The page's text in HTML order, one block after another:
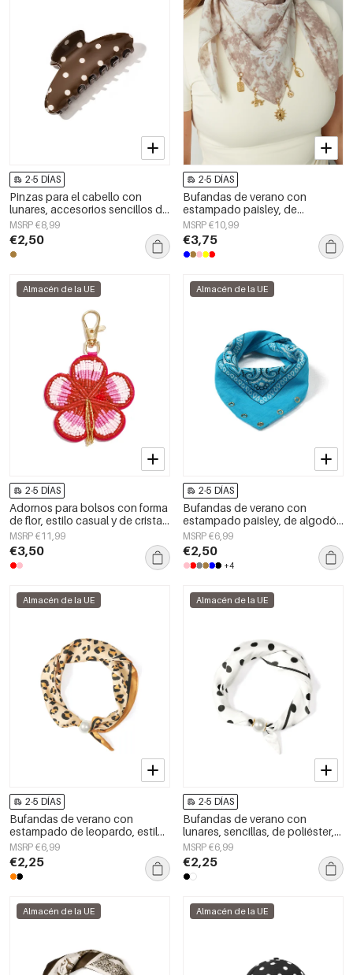
2-5 DÍAS
Pinzas para el cabello con
lunares, accesorios sencillos de
PVC para uso diario
MSRP €8,99
€2,50
2-5 DÍAS
Bufandas de verano con
estampado paisley, de
algodón, ideales para
vacaciones y uso diario.
MSRP €10,99
€3,75
Almacén de la UE
2-5 DÍAS
Adornos para bolsos con forma
de flor, estilo casual y de cristal,
accesorios diarios.
MSRP €11,99
€3,50
Almacén de la UE
2-5 DÍAS
Bufandas de verano con
estampado paisley, de algodón
clásico, accesorios para el día a
día.
MSRP €6,99
€2,50
+4
Almacén de la UE
2-5 DÍAS
Bufandas de verano con
estampado de leopardo, estilo
casual, de poliéster, accesorios
para el día a día.
MSRP €6,99
€2,25
Almacén de la UE
2-5 DÍAS
Bufandas de verano con
lunares, sencillas, de poliéster,
accesorios para el día a día.
MSRP €6,99
€2,25
Almacén de la UE Almacén de la UE